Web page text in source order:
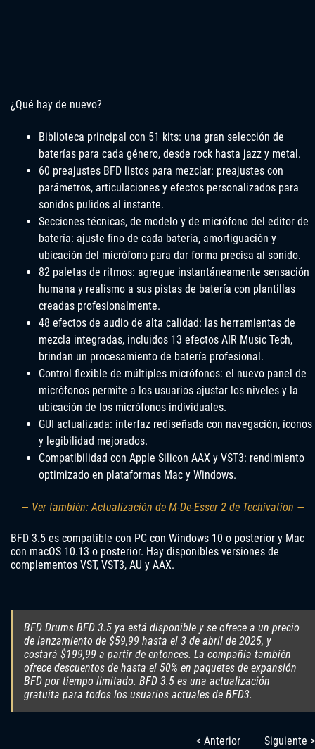
¿Qué hay de nuevo?
Biblioteca principal con 51 kits: una gran selección de
baterías para cada género, desde rock hasta jazz y metal.
60 preajustes BFD listos para mezclar: preajustes con
parámetros, articulaciones y efectos personalizados para
sonidos pulidos al instante.
Secciones técnicas, de modelo y de micrófono del editor de
batería: ajuste fino de cada batería, amortiguación y
ubicación del micrófono para dar forma precisa al sonido.
82 paletas de ritmos: agregue instantáneamente sensación
humana y realismo a sus pistas de batería con plantillas
creadas profesionalmente.
48 efectos de audio de alta calidad: las herramientas de
mezcla integradas, incluidos 13 efectos AIR Music Tech,
brindan un procesamiento de batería profesional.
Control flexible de múltiples micrófonos: el nuevo panel de
micrófonos permite a los usuarios ajustar los niveles y la
ubicación de los micrófonos individuales.
GUI actualizada: interfaz rediseñada con navegación, íconos
y legibilidad mejorados.
Compatibilidad con Apple Silicon AAX y VST3: rendimiento
optimizado en plataformas Mac y Windows.
— Ver también: Actualización de M-De-Esser 2 de Techivation —
BFD 3.5 es compatible con PC con Windows 10 o posterior y Mac
con macOS 10.13 o posterior. Hay disponibles versiones de
complementos VST, VST3, AU y AAX.
BFD Drums BFD 3.5 ya está disponible y se ofrece a un precio
de lanzamiento de $59,99 hasta el 3 de abril de 2025, y
costará $199,99 a partir de entonces. La compañía también
ofrece descuentos de hasta el 50% en paquetes de expansión
BFD por tiempo limitado. BFD 3.5 es una actualización
gratuita para todos los usuarios actuales de BFD3.
< Anterior Siguiente >